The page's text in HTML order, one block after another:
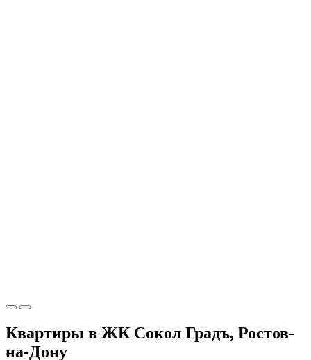
Квартиры в ЖК Сокол Градъ, Ростов-
на-Дону